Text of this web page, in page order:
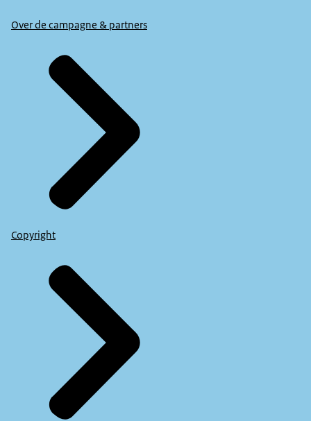
Over de campagne & partners
Copyright